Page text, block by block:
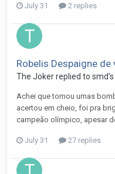
July 31 2 replies
Robelis Despaigne de
The Jokerreplied to smd
Achei que tomou umas
acertou em cheio, foi pra
campeão olímpico, apesar
July 31 27 replies